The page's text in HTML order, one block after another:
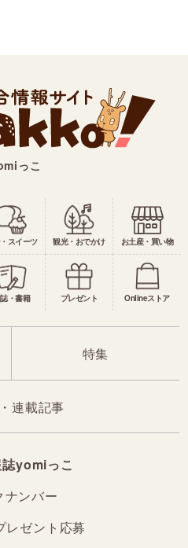
っこ
スイーツ 観光・おでかけ お土産・買い物
・書籍 プレゼント Onlineストア
特集
連載記事
yomiっこ
ナンバー
レゼント応募